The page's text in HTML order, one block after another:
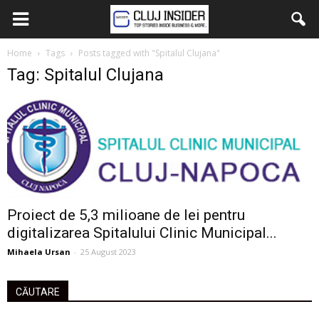
Home Tags Posts tagged with "Spitalul Clujana"
Tag: Spitalul Clujana
Proiect de 5,3 milioane de lei pentru
digitalizarea Spitalului Clinic Municipal...
Mihaela Ursan - 25 August 2023
CĂUTARE